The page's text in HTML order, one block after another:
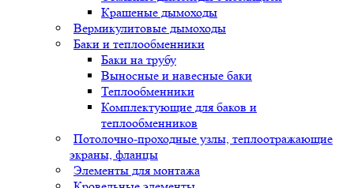
Крашеные дымоходы
Вермикулитовые дымоходы
Баки и теплообменники
Баки на трубу
Выносные и навесные баки
Теплообменники
Комплектующие для баков и
теплообменников
Потолочно-проходные узлы, теплоотражающие
экраны, фланцы
Элементы для монтажа